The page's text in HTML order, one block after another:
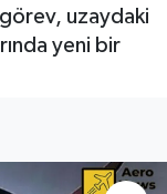
görev, uzaydaki
yeni bir